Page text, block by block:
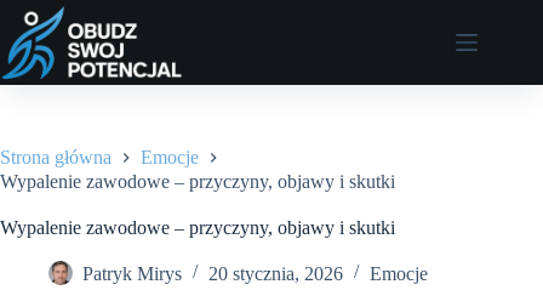
Przejdź
treści
Strona główna
Emocje
Wypalenie zawodowe – przyczyny, objawy i skutki
Wypalenie zawodowe – przyczyny, objawy i skutki
Patryk Mirys 20 stycznia, 2026 Emocje